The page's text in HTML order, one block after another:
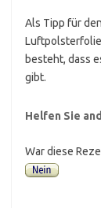
Als Tipp für
besteht, dass
gibt.
Helfen Sie
War diese